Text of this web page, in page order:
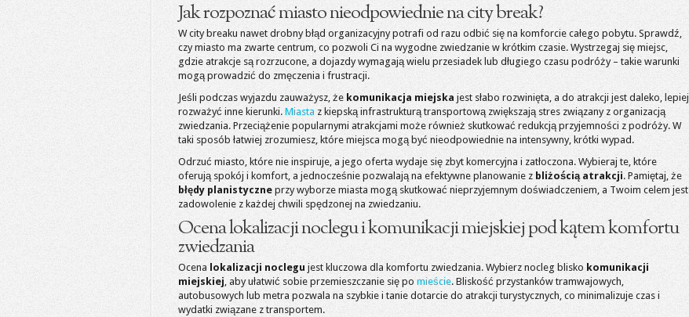
Jak rozpoznać miasto nieodpowiednie na city break?
W city breaku nawet drobny błąd organizacyjny potrafi od razu odbić się na komforcie całego pobytu. Sprawdź,
czy miasto ma zwarte centrum, co pozwoli Ci na wygodne zwiedzanie w krótkim czasie. Wystrzegaj się miejsc,
gdzie atrakcje są rozrzucone, a dojazdy wymagają wielu przesiadek lub długiego czasu podróży – takie warunki
mogą prowadzić do zmęczenia i frustracji.
Jeśli podczas wyjazdu zauważysz, że komunikacja miejska jest słabo rozwinięta, a do atrakcji jest daleko, lepiej
rozważyć inne kierunki. Miasta z kiepską infrastrukturą transportową zwiększają stres związany z organizacją
zwiedzania. Przeciążenie popularnymi atrakcjami może również skutkować redukcją przyjemności z podróży. W
taki sposób łatwiej zrozumiesz, które miejsca mogą być nieodpowiednie na intensywny, krótki wypad.
Odrzuć miasto, które nie inspiruje, a jego oferta wydaje się zbyt komercyjna i zatłoczona. Wybieraj te, które
oferują spokój i komfort, a jednocześnie pozwalają na efektywne planowanie z bliżością atrakcji. Pamiętaj, że
błędy planistyczne przy wyborze miasta mogą skutkować nieprzyjemnym doświadczeniem, a Twoim celem jest
zadowolenie z każdej chwili spędzonej na zwiedzaniu.
Ocena lokalizacji noclegu i komunikacji miejskiej pod kątem komfortu
zwiedzania
Ocena lokalizacji noclegu jest kluczowa dla komfortu zwiedzania. Wybierz nocleg blisko komunikacji
miejskiej, aby ułatwić sobie przemieszczanie się po mieście. Bliskość przystanków tramwajowych,
autobusowych lub metra pozwala na szybkie i tanie dotarcie do atrakcji turystycznych, co minimalizuje czas i
wydatki związane z transportem.